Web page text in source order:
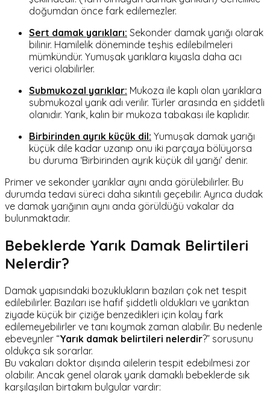
doğumdan önce fark edilemezler.
Sert damak yarıkları: Sekonder damak yarığı olarak
bilinir. Hamilelik döneminde teşhis edilebilmeleri
mümkündür. Yumuşak yarıklara kıyasla daha acı
verici olabilirler.
Submukozal yarıklar: Mukoza ile kaplı olan yarıklara
submukozal yarık adı verilir. Türler arasında en şiddetli
olanıdır. Yarık, kalın bir mukoza tabakası ile kaplıdır.
Birbirinden ayrık küçük dil: Yumuşak damak yarığı
küçük dile kadar uzanıp onu iki parçaya bölüyorsa
bu duruma ‘Birbirinden ayrık küçük dil yarığı’ denir.
Primer ve sekonder yarıklar aynı anda görülebilirler. Bu
durumda tedavi süreci daha sıkıntılı geçebilir. Ayrıca dudak
ve damak yarığının aynı anda görüldüğü vakalar da
bulunmaktadır.
Bebeklerde Yarık Damak Belirtileri
Nelerdir?
Damak yapısındaki bozuklukların bazıları çok net tespit
edilebilirler. Bazıları ise hafif şiddetli oldukları ve yarıktan
ziyade küçük bir çiziğe benzedikleri için kolay fark
edilemeyebilirler ve tanı koymak zaman alabilir. Bu nedenle
ebeveynler “Yarık damak belirtileri nelerdir?” sorusunu
oldukça sık sorarlar.
Bu vakaları doktor dışında ailelerin tespit edebilmesi zor
olabilir. Ancak genel olarak yarık damaklı bebeklerde sık
karşılaşılan birtakım bulgular vardır: